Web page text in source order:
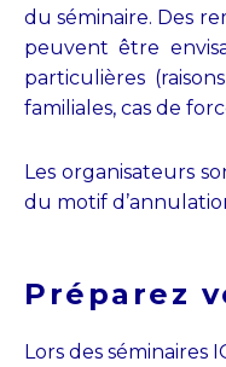
du séminaire. Des
peuvent être
particulières
familiales, cas de
Les organisateurs
du motif
Préparez
Lors des séminaires